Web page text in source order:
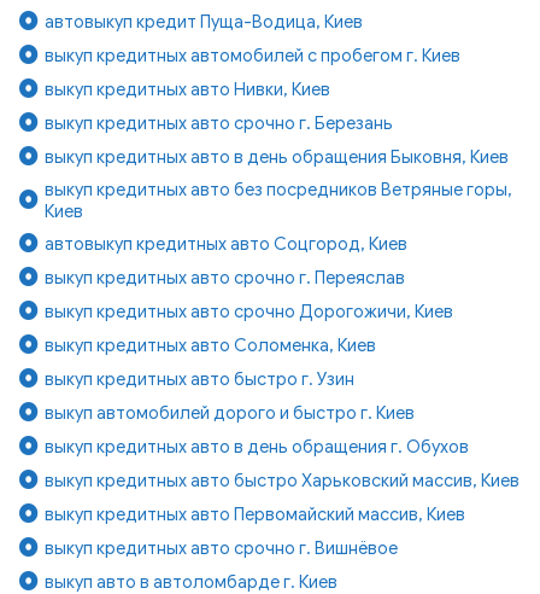
автовыкуп кредит Пуща-Водица, Киев
выкуп кредитных автомобилей с пробегом г. Киев
выкуп кредитных авто Нивки, Киев
выкуп кредитных авто срочно г. Березань
выкуп кредитных авто в день обращения Быковня, Киев
выкуп кредитных авто без посредников Ветряные горы,
Киев
автовыкуп кредитных авто Соцгород, Киев
выкуп кредитных авто срочно г. Переяслав
выкуп кредитных авто срочно Дорогожичи, Киев
выкуп кредитных авто Соломенка, Киев
выкуп кредитных авто быстро г. Узин
выкуп автомобилей дорого и быстро г. Киев
выкуп кредитных авто в день обращения г. Обухов
выкуп кредитных авто быстро Харьковский массив, Киев
выкуп кредитных авто Первомайский массив, Киев
выкуп кредитных авто срочно г. Вишнёвое
выкуп авто в автоломбарде г. Киев